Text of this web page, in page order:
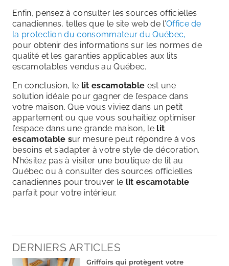
Enfin, pensez à consulter les sources officielles
canadiennes, telles que le site web de l’Office de
la protection du consommateur du Québec,
pour obtenir des informations sur les normes de
qualité et les garanties applicables aux lits
escamotables vendus au Québec.
En conclusion, le lit escamotable est une
solution idéale pour gagner de l’espace dans
votre maison. Que vous viviez dans un petit
appartement ou que vous souhaitiez optimiser
l’espace dans une grande maison, le lit
escamotable sur mesure peut répondre à vos
besoins et s’adapter à votre style de décoration.
N’hésitez pas à visiter une boutique de lit au
Québec ou à consulter des sources officielles
canadiennes pour trouver le lit escamotable
parfait pour votre intérieur.
DERNIERS ARTICLES
Griffoirs qui protègent votre